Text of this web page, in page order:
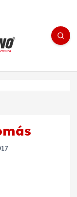
noticias/editorial